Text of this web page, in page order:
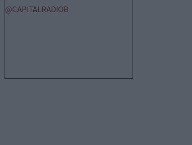
@CAPITALRADIOB